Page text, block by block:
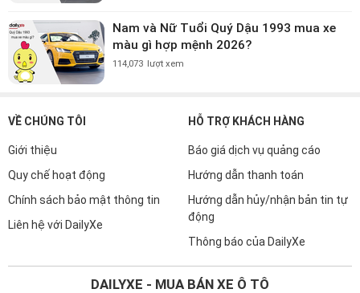
Nam và Nữ Tuổi Quý Dậu 1993 mua xe
màu gì hợp mệnh 2026?
114,073 lượt xem
VỀ CHÚNG TÔI
Giới thiệu
Quy chế hoạt động
Chính sách bảo mật thông tin
Liên hệ với DailyXe
HỖ TRỢ KHÁCH HÀNG
Báo giá dịch vụ quảng cáo
Hướng dẫn thanh toán
Hướng dẫn hủy/nhận bản tin tự
động
Thông báo của DailyXe
DAILYXE - MUA BÁN XE Ô TÔ